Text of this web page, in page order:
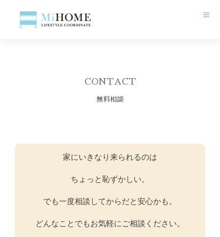
CONTACT
無料相談
家にいきなり来られるのは
ちょっと恥ずかしい。
でも一度相談してからだと安心かも。
どんなことでもお気軽にご相談ください。